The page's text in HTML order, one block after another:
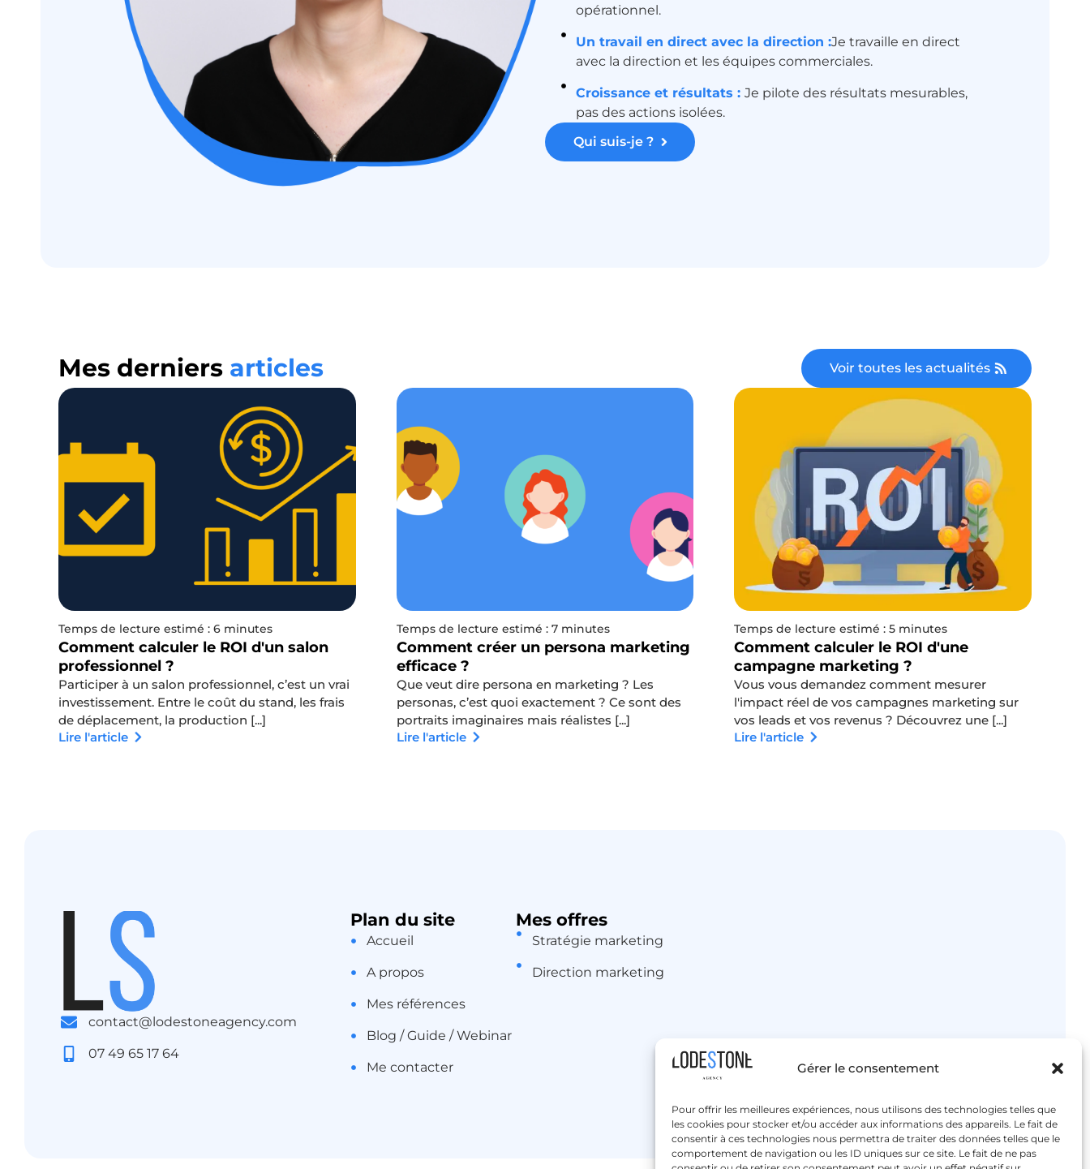
Gérer le consentement
Pour offrir les meilleures expériences, nous utilisons des technologies telles que
les cookies pour stocker et/ou accéder aux informations des appareils. Le fait de
consentir à ces technologies nous permettra de traiter des données telles que le
comportement de navigation ou les ID uniques sur ce site. Le fait de ne pas
opérationnel.
Un travail en direct avec la direction :Je travaille en direct
avec la direction et les équipes commerciales.
Croissance et résultats : Je pilote des résultats mesurables,
pas des actions isolées.
Qui suis-je ?
Mes derniers articles Voir toutes les actualités
Temps de lecture estimé : 6 minutes
Comment calculer le ROI d'un salon
professionnel ?
Participer à un salon professionnel, c’est un vrai
investissement. Entre le coût du stand, les frais
de déplacement, la production [...]
Lire l'article
Temps de lecture estimé : 7 minutes
Comment créer un persona marketing
efficace ?
Que veut dire persona en marketing ? Les
personas, c’est quoi exactement ? Ce sont des
portraits imaginaires mais réalistes [...]
Lire l'article
Temps de lecture estimé : 5 minutes
Comment calculer le ROI d'une
campagne marketing ?
Vous vous demandez comment mesurer
l'impact réel de vos campagnes marketing sur
vos leads et vos revenus ? Découvrez une [...]
Lire l'article
contact@lodestoneagency.com
07 49 65 17 64
Plan du site
Accueil
A propos
Mes références
Blog / Guide / Webinar
Me contacter
Mes offres
Stratégie marketing
Direction marketing